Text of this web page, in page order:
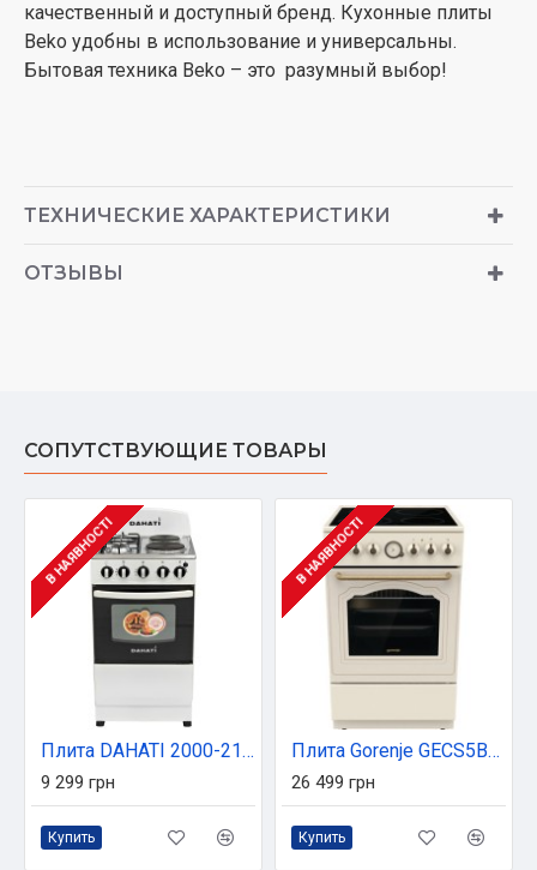
качественный и доступный бренд. Кухонные плиты
Beko удобны в использование и универсальны.
Бытовая техника Beko – это разумный выбор!
ТЕХНИЧЕСКИЕ ХАРАКТЕРИСТИКИ
ОТЗЫВЫ
СОПУТСТВУЮЩИЕ ТОВАРЫ
В НАЯВНОСТІ
Плита DAHATI 2000-21/2
9 299 грн
Купить
В НАЯВНОСТІ
Плита Gorenje GECS5B70CLI
26 499 грн
Купить